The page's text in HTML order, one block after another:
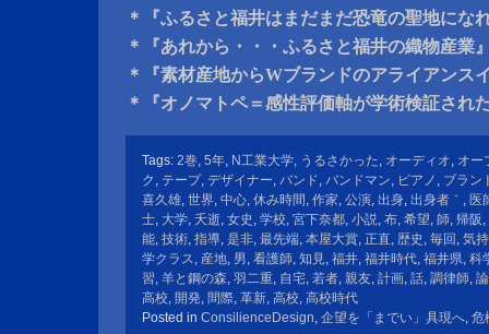
＊『ふるさと福井はまだまだ恐竜の聖地にな
＊『あれから・・・ふるさと福井の織物産業
＊『素材産地からWブランドのアライアンス
＊『オノマトペ＝感性評価軸が学術検証され
Tags: 2巻, 5年, N工業大学, うるさかった, オーディオ, オー
ク , テープ, デザイナー, バンド, バンドマン, ピアノ , ブラン
喜久雄, 世界, 中心, 休み時間 , 作家, 公演, 出身, 出身者｀ , 医
士, 大学, 夭逝, 女史 , 学校, 宮下奈都, 小説, 布, 希望, 師, 帰阪 ,
能, 技術, 指導, 是非, 最先端, 本屋大賞, 正直, 歴史 , 毎回 , 気
学クラス, 産地, 男, 看護師, 知見, 福井, 福井時代, 福井県, 科
習, 羊と鋼の森, 羽二重, 自宅, 若者, 親友, 計画, 話, 調律師,
高校, 開発, 間際, 革新, 高校, 高校時代
Posted in ConsilienceDesign, 企望を「までい」具現へ, 危